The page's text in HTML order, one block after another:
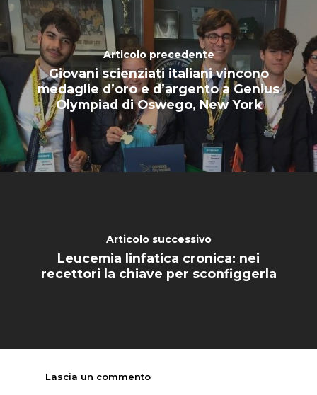
Articolo precedente
Giovani scienziati italiani vincono
medaglie d’oro e d’argento a Genius
Olympiad di Oswego, New York
Articolo successivo
Leucemia linfatica cronica: nei
recettori la chiave per sconfiggerla
Lascia un commento
HOME
CHI SIAMO
NEWS
ANIMALE
NORMATIVA